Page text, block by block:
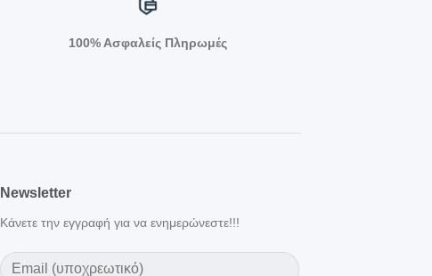
100% Ασφαλείς Πληρωμές
Newsletter
Κάνετε την εγγραφή για να ενημερώνεστε!!!